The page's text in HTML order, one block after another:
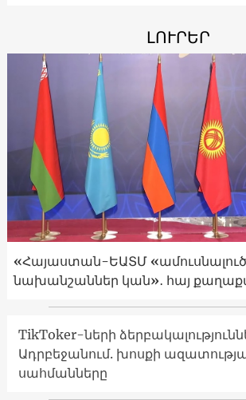
ԼՈՒՐԵՐ
«Հայաստան-ԵԱՏՄ
նախանշաններ կան»․ հայ
TikToker-ների
Ադրբեջանում. խոսքի
սահմանները